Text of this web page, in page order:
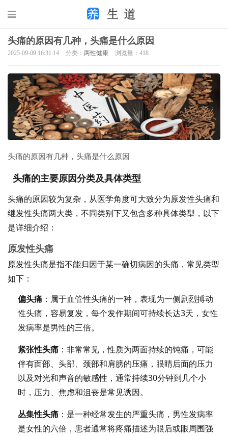
头痛的原因有几种，头痛是什么原因
2025-09-09 16:31:14 分类： 两性健康 浏览量：418
头痛的原因有几种，头痛是什么原因
头痛的主要原因分类及具体类型
头痛的原因较为复杂，从医学角度可大致分为原发性头痛和
继发性头痛两大类，不同类别下又包含多种具体类型，以下
是详细介绍：
原发性头痛
原发性头痛是指不能归因于某一确切病因的头痛，常见类型
如下：
偏头痛 ：属于血管性头痛的一种，表现为一侧剧烈搏动
性头痛，容易复发，每个发作期间可持续长达3天，女性
发病率是男性的三倍。
紧张性头痛 ：非常常见，性质为两面持续的钝痛，可能
伴有面部、头部、颈部和肩膀的压痛，眼睛后面的压力
以及对光和声音的敏感性，通常持续30分钟到几个小
时，压力、焦虑和沮丧是常见诱因。
丛集性头痛 ：是一种经常发生的严重头痛，男性发病率
是女性的六倍，患者通常将疼痛描述为眼后或眼周围强